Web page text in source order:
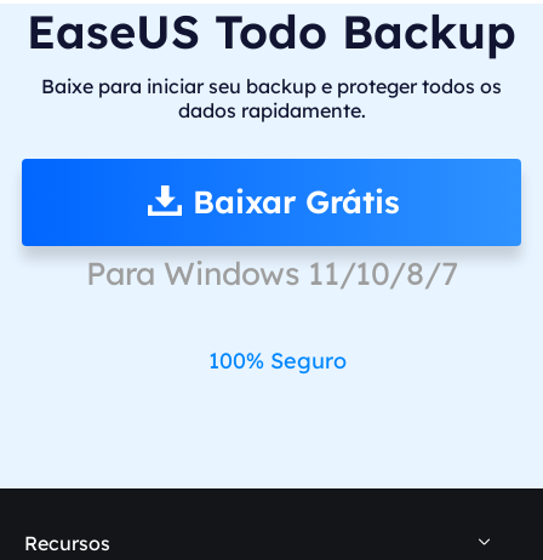
EaseUS Todo Backup
Baixe para iniciar seu backup e proteger todos os
dados rapidamente.
Baixar Grátis
Para Windows 11/10/8/7
100% Seguro
Recursos